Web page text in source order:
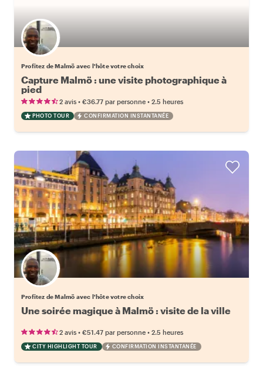
Profitez de Malmö avec l'hôte votre choix
Capture Malmö : une visite photographique à
pied
2 avis • €36.77 par personne • 2.5 heures
PHOTO TOUR CONFIRMATION INSTANTANÉE
Choisissez votre local favori
Profitez de Malmö avec l'hôte votre choix
Une soirée magique à Malmö : visite de la ville
2 avis • €51.47 par personne • 2.5 heures
CITY HIGHLIGHT TOUR CONFIRMATION INSTANTANÉE